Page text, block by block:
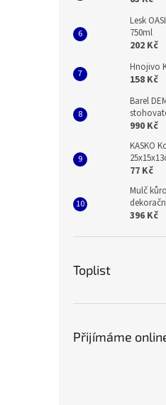
Lesk
750ml
202 Kč
Hnojivo
158 Kč
Barel
990 Kč
KASKO
77 Kč
Mulč
396 Kč
Toplist
Přijímáme